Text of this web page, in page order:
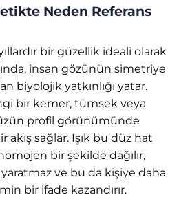
Neden Referans
bir güzellik ideali olarak
insan gözünün simetriye
biyolojik yatkınlığı yatar.
bir kemer, tümsek veya
profil görünümünde
akış sağlar. Işık bu düz hat
bir şekilde dağılır,
ve bu da kişiye daha
bir ifade kazandırır.